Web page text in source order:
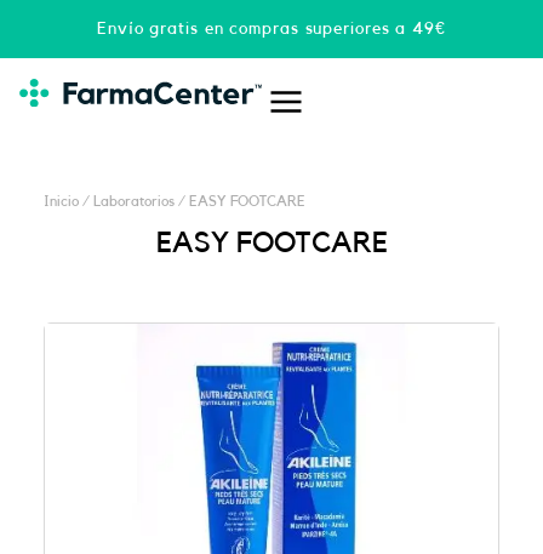
Envío gratis en compras superiores a 49€
Inicio / Laboratorios / EASY FOOTCARE
EASY FOOTCARE